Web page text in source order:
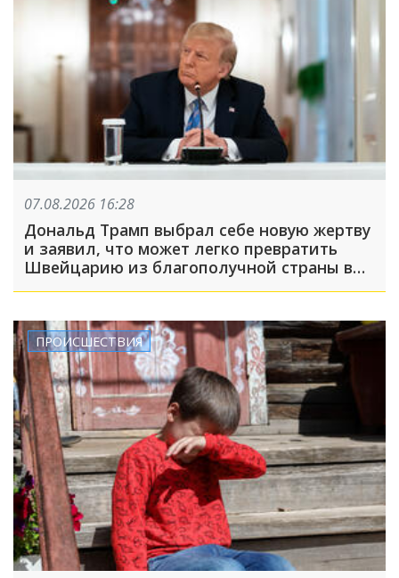
07.08.2026 16:28
Дональд Трамп выбрал себе новую жертву
и заявил, что может легко превратить
Швейцарию из благополучной страны в
ПРОИСШЕСТВИЯ